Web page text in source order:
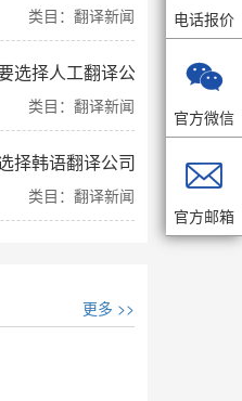
类目：翻译新闻
选择人工翻译公司
类目：翻译新闻
择韩语翻译公司
类目：翻译新闻
更多 >>
电话报价

官方微信

官方邮箱